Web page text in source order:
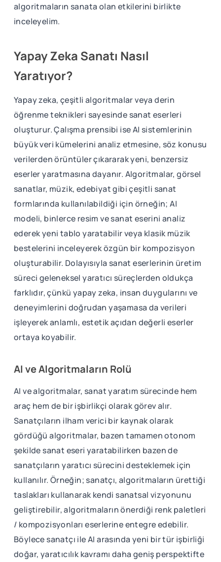
algoritmaların sanata olan etkilerini birlikte
inceleyelim.
Yapay Zeka Sanatı Nasıl
Yaratıyor?
Yapay zeka, çeşitli algoritmalar veya derin
öğrenme teknikleri sayesinde sanat eserleri
oluşturur. Çalışma prensibi ise AI sistemlerinin
büyük veri kümelerini analiz etmesine, söz konusu
verilerden örüntüler çıkararak yeni, benzersiz
eserler yaratmasına dayanır. Algoritmalar, görsel
sanatlar, müzik, edebiyat gibi çeşitli sanat
formlarında kullanılabildiği için örneğin; AI
modeli, binlerce resim ve sanat eserini analiz
ederek yeni tablo yaratabilir veya klasik müzik
bestelerini inceleyerek özgün bir kompozisyon
oluşturabilir. Dolayısıyla sanat eserlerinin üretim
süreci geleneksel yaratıcı süreçlerden oldukça
farklıdır, çünkü yapay zeka, insan duygularını ve
deneyimlerini doğrudan yaşamasa da verileri
işleyerek anlamlı, estetik açıdan değerli eserler
ortaya koyabilir.
AI ve Algoritmaların Rolü
AI ve algoritmalar, sanat yaratım sürecinde hem
araç hem de bir işbirlikçi olarak görev alır.
Sanatçıların ilham verici bir kaynak olarak
gördüğü algoritmalar, bazen tamamen otonom
şekilde sanat eseri yaratabilirken bazen de
sanatçıların yaratıcı sürecini desteklemek için
kullanılır. Örneğin; sanatçı, algoritmaların ürettiği
taslakları kullanarak kendi sanatsal vizyonunu
geliştirebilir, algoritmaların önerdiği renk paletleri
/ kompozisyonları eserlerine entegre edebilir.
Böylece sanatçı ile AI arasında yeni bir tür işbirliği
doğar, yaratıcılık kavramı daha geniş perspektifte